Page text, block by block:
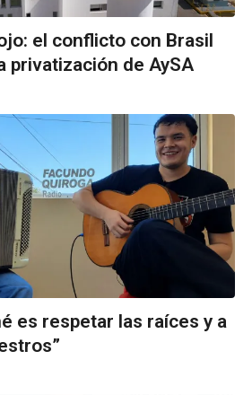
el conflicto con Brasil
privatización de AySA
es respetar las raíces y a